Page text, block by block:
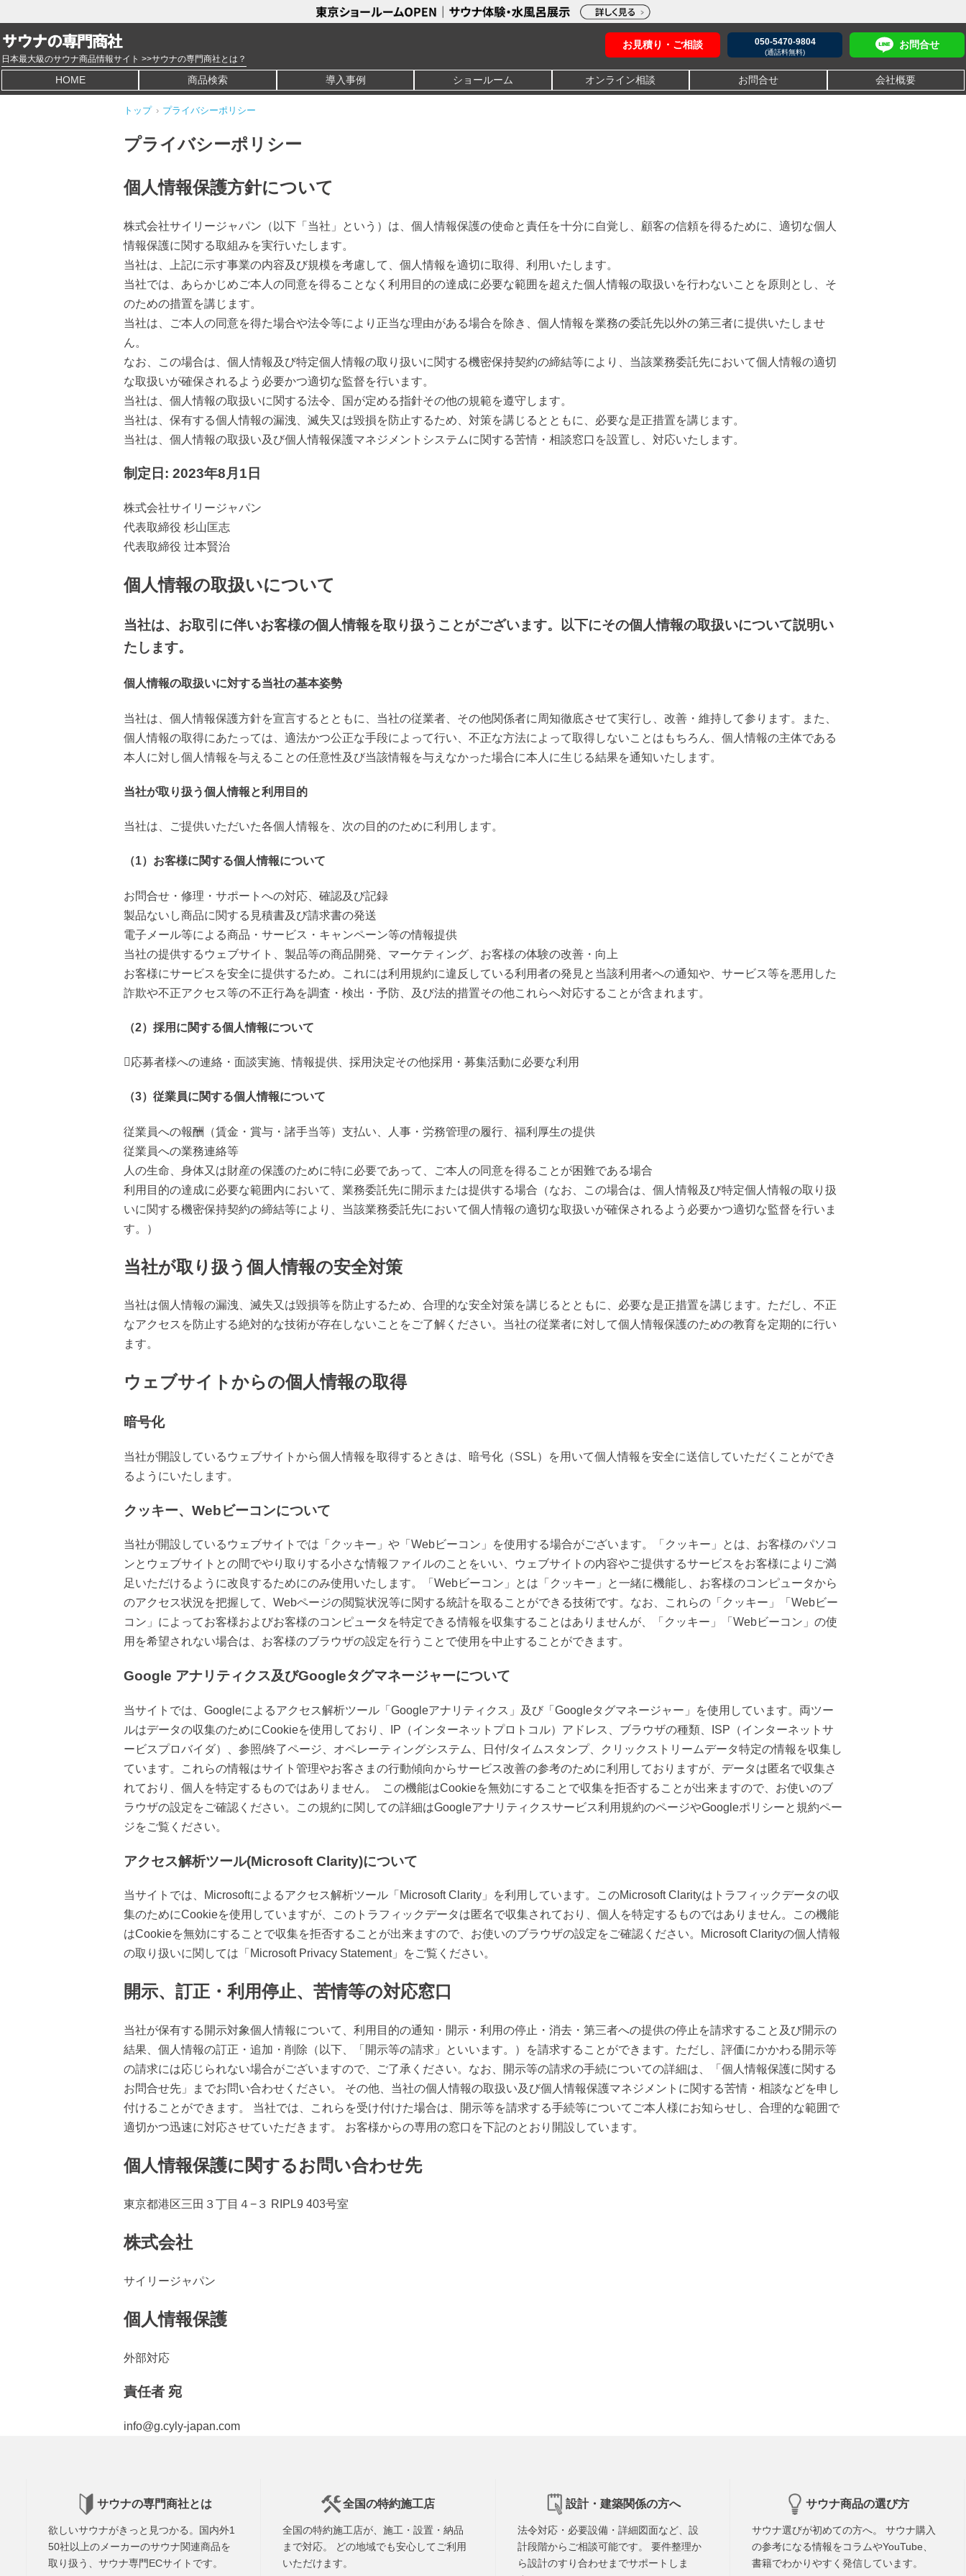
日本最大級のサウナ商品情報サイト >>サウナの専門商社とは？
お見積り・ご相談 050-5470-9804
(通話料無料)
お問合せ
HOME 商品検索 導入事例 ショールーム オンライン相談 お問合せ 会社概要
トップ › プライバシーポリシー
プライバシーポリシー
個人情報保護方針について
株式会社サイリージャパン（以下「当社」という）は、個人情報保護の使命と責任を十分に自覚し、顧客の信頼を得るために、適切な個人
情報保護に関する取組みを実行いたします。
当社は、上記に示す事業の内容及び規模を考慮して、個人情報を適切に取得、利用いたします。
当社では、あらかじめご本人の同意を得ることなく利用目的の達成に必要な範囲を超えた個人情報の取扱いを行わないことを原則とし、そ
のための措置を講じます。
当社は、ご本人の同意を得た場合や法令等により正当な理由がある場合を除き、個人情報を業務の委託先以外の第三者に提供いたしませ
ん。
なお、この場合は、個人情報及び特定個人情報の取り扱いに関する機密保持契約の締結等により、当該業務委託先において個人情報の適切
な取扱いが確保されるよう必要かつ適切な監督を行います。
当社は、個人情報の取扱いに関する法令、国が定める指針その他の規範を遵守します。
当社は、保有する個人情報の漏洩、滅失又は毀損を防止するため、対策を講じるとともに、必要な是正措置を講じます。
当社は、個人情報の取扱い及び個人情報保護マネジメントシステムに関する苦情・相談窓口を設置し、対応いたします。
制定日: 2023年8月1日
株式会社サイリージャパン
代表取締役 杉山匡志
代表取締役 辻本賢治
個人情報の取扱いについて
当社は、お取引に伴いお客様の個人情報を取り扱うことがございます。以下にその個人情報の取扱いについて説明い
たします。
個人情報の取扱いに対する当社の基本姿勢
当社は、個人情報保護方針を宣言するとともに、当社の従業者、その他関係者に周知徹底させて実行し、改善・維持して参ります。また、
個人情報の取得にあたっては、適法かつ公正な手段によって行い、不正な方法によって取得しないことはもちろん、個人情報の主体である
本人に対し個人情報を与えることの任意性及び当該情報を与えなかった場合に本人に生じる結果を通知いたします。
当社が取り扱う個人情報と利用目的
当社は、ご提供いただいた各個人情報を、次の目的のために利用します。
（1）お客様に関する個人情報について
お問合せ・修理・サポートへの対応、確認及び記録
製品ないし商品に関する見積書及び請求書の発送
電子メール等による商品・サービス・キャンペーン等の情報提供
当社の提供するウェブサイト、製品等の商品開発、マーケティング、お客様の体験の改善・向上
お客様にサービスを安全に提供するため。これには利用規約に違反している利用者の発見と当該利用者への通知や、サービス等を悪用した
詐欺や不正アクセス等の不正行為を調査・検出・予防、及び法的措置その他これらへ対応することが含まれます。
（2）採用に関する個人情報について
応募者様への連絡・面談実施、情報提供、採用決定その他採用・募集活動に必要な利用
（3）従業員に関する個人情報について
従業員への報酬（賃金・賞与・諸手当等）支払い、人事・労務管理の履行、福利厚生の提供
従業員への業務連絡等
人の生命、身体又は財産の保護のために特に必要であって、ご本人の同意を得ることが困難である場合
利用目的の達成に必要な範囲内において、業務委託先に開示または提供する場合（なお、この場合は、個人情報及び特定個人情報の取り扱
いに関する機密保持契約の締結等により、当該業務委託先において個人情報の適切な取扱いが確保されるよう必要かつ適切な監督を行いま
す。）
当社が取り扱う個人情報の安全対策
当社は個人情報の漏洩、滅失又は毀損等を防止するため、合理的な安全対策を講じるとともに、必要な是正措置を講じます。ただし、不正
なアクセスを防止する絶対的な技術が存在しないことをご了解ください。当社の従業者に対して個人情報保護のための教育を定期的に行い
ます。
ウェブサイトからの個人情報の取得
暗号化
当社が開設しているウェブサイトから個人情報を取得するときは、暗号化（SSL）を用いて個人情報を安全に送信していただくことができ
るようにいたします。
クッキー、Webビーコンについて
当社が開設しているウェブサイトでは「クッキー」や「Webビーコン」を使用する場合がございます。「クッキー」とは、お客様のパソコ
ンとウェブサイトとの間でやり取りする小さな情報ファイルのことをいい、ウェブサイトの内容やご提供するサービスをお客様によりご満
足いただけるように改良するためにのみ使用いたします。「Webビーコン」とは「クッキー」と一緒に機能し、お客様のコンピュータから
のアクセス状況を把握して、Webページの閲覧状況等に関する統計を取ることができる技術です。なお、これらの「クッキー」「Webビー
コン」によってお客様およびお客様のコンピュータを特定できる情報を収集することはありませんが、「クッキー」「Webビーコン」の使
用を希望されない場合は、お客様のブラウザの設定を行うことで使用を中止することができます。
Google アナリティクス及びGoogleタグマネージャーについて
当サイトでは、Googleによるアクセス解析ツール「Googleアナリティクス」及び「Googleタグマネージャー」を使用しています。両ツー
ルはデータの収集のためにCookieを使用しており、IP（インターネットプロトコル）アドレス、ブラウザの種類、ISP（インターネットサ
ービスプロバイダ）、参照/終了ページ、オペレーティングシステム、日付/タイムスタンプ、クリックストリームデータ特定の情報を収集し
ています。これらの情報はサイト管理やお客さまの行動傾向からサービス改善の参考のために利用しておりますが、データは匿名で収集さ
れており、個人を特定するものではありません。 この機能はCookieを無効にすることで収集を拒否することが出来ますので、お使いのブ
ラウザの設定をご確認ください。この規約に関しての詳細はGoogleアナリティクスサービス利用規約のページやGoogleポリシーと規約ペー
ジをご覧ください。
アクセス解析ツール(Microsoft Clarity)について
当サイトでは、Microsoftによるアクセス解析ツール「Microsoft Clarity」を利用しています。このMicrosoft Clarityはトラフィックデータの収
集のためにCookieを使用していますが、このトラフィックデータは匿名で収集されており、個人を特定するものではありません。この機能
はCookieを無効にすることで収集を拒否することが出来ますので、お使いのブラウザの設定をご確認ください。Microsoft Clarityの個人情報
の取り扱いに関しては「Microsoft Privacy Statement」をご覧ください。
開示、訂正・利用停止、苦情等の対応窓口
当社が保有する開示対象個人情報について、利用目的の通知・開示・利用の停止・消去・第三者への提供の停止を請求すること及び開示の
結果、個人情報の訂正・追加・削除（以下、「開示等の請求」といいます。）を請求することができます。ただし、評価にかかわる開示等
の請求には応じられない場合がございますので、ご了承ください。なお、開示等の請求の手続についての詳細は、「個人情報保護に関する
お問合せ先」までお問い合わせください。 その他、当社の個人情報の取扱い及び個人情報保護マネジメントに関する苦情・相談などを申し
付けることができます。 当社では、これらを受け付けた場合は、開示等を請求する手続等についてご本人様にお知らせし、合理的な範囲で
適切かつ迅速に対応させていただきます。 お客様からの専用の窓口を下記のとおり開設しています。
個人情報保護に関するお問い合わせ先
東京都港区三田３丁目４−３ RIPL9 403号室
株式会社
サイリージャパン
個人情報保護
外部対応
責任者 宛
info@g.cyly-japan.com
サウナの専門商社とは
欲しいサウナがきっと見つかる。国内外1
50社以上のメーカーのサウナ関連商品を
取り扱う、サウナ専門ECサイトです。
全国の特約施工店
全国の特約施工店が、施工・設置・納品
まで対応。 どの地域でも安心してご利用
いただけます。
設計・建築関係の方へ
法令対応・必要設備・詳細図面など、設
計段階からご相談可能です。 要件整理か
ら設計のすり合わせまでサポートしま
サウナ商品の選び方
サウナ選びが初めての方へ。 サウナ購入
の参考になる情報をコラムやYouTube、
書籍でわかりやすく発信しています。